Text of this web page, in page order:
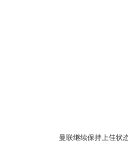
曼联继续保持上佳状态